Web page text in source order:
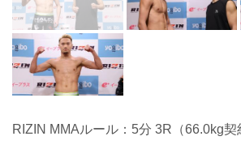
RIZIN MMAルール：5分 3R（66.0kg契